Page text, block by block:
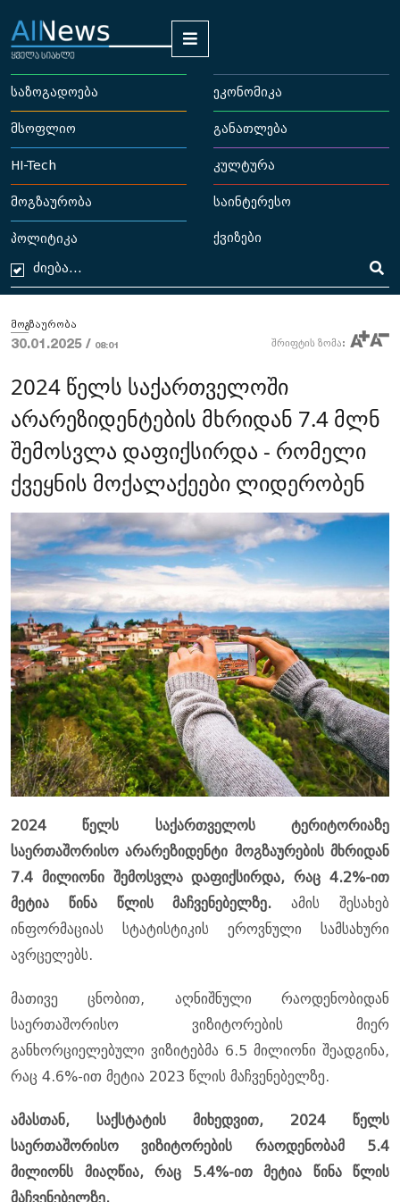
საზოგადოება ეკონომიკა
მსოფლიო განათლება
HI-Tech კულტურა
მოგზაურობა საინტერესო
პოლიტიკა ქვიზები
მოგზაურობა
30.01.2025 / 08:01 შრიფტის ზომა:
2024 წელს საქართველოში
არარეზიდენტების მხრიდან 7.4 მლნ
შემოსვლა დაფიქსირდა - რომელი
ქვეყნის მოქალაქეები ლიდერობენ
2024 წელს საქართველოს ტერიტორიაზე
საერთაშორისო არარეზიდენტი მოგზაურების მხრიდან
7.4 მილიონი შემოსვლა დაფიქსირდა, რაც 4.2%-ით
მეტია წინა წლის მაჩვენებელზე. ამის შესახებ
ინფორმაციას სტატისტიკის ეროვნული სამსახური
ავრცელებს.
მათივე ცნობით, აღნიშნული რაოდენობიდან
საერთაშორისო ვიზიტორების მიერ
განხორციელებული ვიზიტებმა 6.5 მილიონი შეადგინა,
რაც 4.6%-ით მეტია 2023 წლის მაჩვენებელზე.
ამასთან, საქსტატის მიხედვით, 2024 წელს
საერთაშორისო ვიზიტორების რაოდენობამ 5.4
მილიონს მიაღწია, რაც 5.4%-ით მეტია წინა წლის
მაჩვენებელზე.